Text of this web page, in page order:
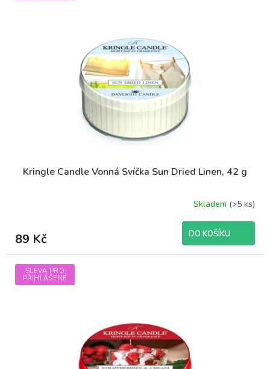
Kringle Candle Vonná Svíčka Sun Dried Linen, 42 g
Skladem (>5 ks)
89 Kč DO KOŠÍKU
SLEVA PRO
PŘIHLÁŠENÉ